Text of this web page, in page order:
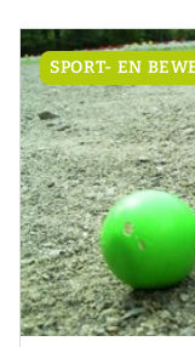
SPORT- EN